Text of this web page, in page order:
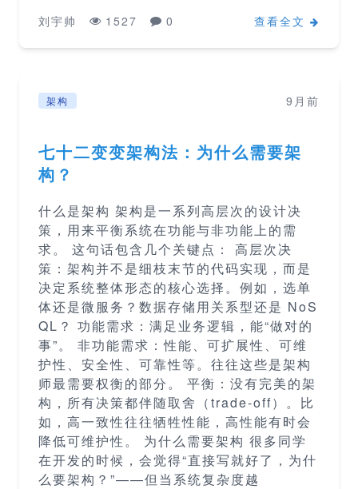
刘宇帅 1527 0 查看全文
架构 9月前
七十二变变架构法：为什么需要架
构？
什么是架构 架构是一系列高层次的设计决
策，用来平衡系统在功能与非功能上的需
求。 这句话包含几个关键点： 高层次决
策：架构并不是细枝末节的代码实现，而是
决定系统整体形态的核心选择。例如，选单
体还是微服务？数据存储用关系型还是 NoS
QL？ 功能需求：满足业务逻辑，能“做对的
事”。 非功能需求：性能、可扩展性、可维
护性、安全性、可靠性等。往往这些是架构
师最需要权衡的部分。 平衡：没有完美的架
构，所有决策都伴随取舍（trade-off）。比
如，高一致性往往牺牲性能，高性能有时会
降低可维护性。 为什么需要架构 很多同学
在开发的时候，会觉得“直接写就好了，为什
么要架构？”——但当系统复杂度越